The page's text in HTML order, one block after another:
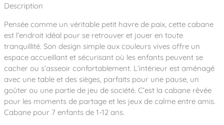
Nos engagements
Notre partenariat avec l’association Rêves de clown
Nos Garanties
Notre concept
Notre entreprise
Notre équipe
Nous rejoindre
Aires de jeux Bikini & Bermuda®
Tous nos jeux
Jeux inclusifs
Jeux recyclés
Nos univers
Sport & Fitness Sport&Co®
Agrès fitness
Parcours de santé
Stadium Arena
Street workout
Surfpark
Mobilier & accessoires
Mobilier urbain
Accessoires ludiques
Nos clients
Collectivités
Notre expertise
Description
Pensée comme un véritable petit havre de paix, cette cabane
est l’endroit idéal pour se retrouver et jouer en toute
tranquillité. Son design simple aux couleurs vives offre un
espace accueillant et sécurisant où les enfants peuvent se
cacher ou s’asseoir confortablement. L’intérieur est aménagé
avec une table et des sièges, parfaits pour une pause, un
goûter ou une partie de jeu de société. C’est la cabane rêvée
pour les moments de partage et les jeux de calme entre amis.
Cabane pour 7 enfants de 1-12 ans.